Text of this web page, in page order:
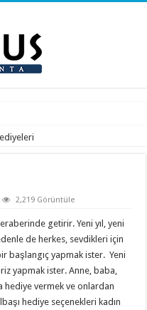
2,219 Görüntüle
getirir. Yeni yıl, yeni
de herkes, sevdikleri için
başlangıç yapmak ister. Yeni
yapmak ister. Anne, baba,
hediye vermek ve onlardan
hediye seçenekleri kadın